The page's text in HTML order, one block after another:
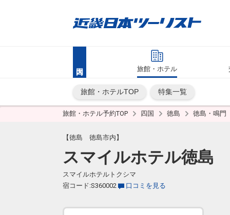
旅館・ホテル
旅館・ホテルTOP 特集一覧
旅館・ホテル予約TOP 四国 徳島 徳島・鳴門
【徳島 徳島市内】
スマイルホテル徳島
スマイルホテルトクシマ
宿コード:S360002
口コミを見る